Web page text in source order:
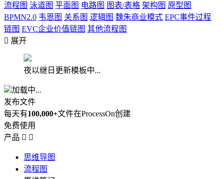
流程图 泳道图 平面图 电路图 图表/表格 架构图 原型图
BPMN2.0 韦恩图 关系图 逻辑图 魏朱商业模式 EPC事件过程
链图 EVC企业价值链图 其他流程图
 展开
夜以继日更新模板中...
加载中...
发布文件
每天有100,000+文件在ProcessOn创建
免费使用
产品  
思维导图
流程图